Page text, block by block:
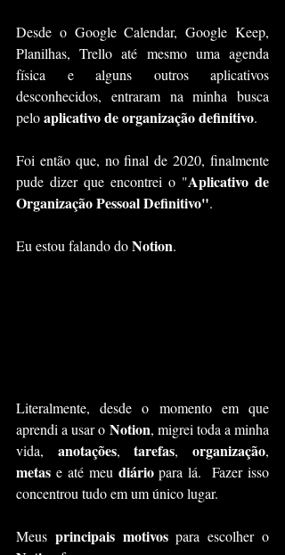
Desde o Google Calendar, Google Keep,
Planilhas, Trello até mesmo uma agenda
física e alguns outros aplicativos
desconhecidos, entraram na minha busca
pelo aplicativo de organização definitivo.
Foi então que, no final de 2020, finalmente
pude dizer que encontrei o "Aplicativo de
Organização Pessoal Definitivo".
Eu estou falando do Notion.
Literalmente, desde o momento em que
aprendi a usar o Notion, migrei toda a minha
vida, anotações, tarefas, organização
metas e até meu diário para lá.  Fazer isso
concentrou tudo em um único lugar.
Meus principais motivos